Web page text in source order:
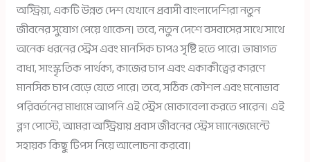
অস্ট্রিয়া, একটি উন্নত দেশ যেখানে প্রবাসী বাংলাদেশিরা নতুন
জীবনের সুযোগ পেয়ে থাকেন। তবে, নতুন দেশে বসবাসের সাথে সাথে
অনেক ধরনের স্ট্রেস এবং মানসিক চাপও সৃষ্টি হতে পারে। ভাষাগত
বাধা, সাংস্কৃতিক পার্থক্য, কাজের চাপ এবং একাকীত্বের কারণে
মানসিক চাপ বেড়ে যেতে পারে। তবে, সঠিক কৌশল এবং মনোভাব
পরিবর্তনের মাধ্যমে আপনি এই স্ট্রেস মোকাবেলা করতে পারেন। এই
ব্লগ পোস্টে, আমরা অস্ট্রিয়ায় প্রবাস জীবনের স্ট্রেস ম্যানেজমেন্টে
সহায়ক কিছু টিপস নিয়ে আলোচনা করবো।